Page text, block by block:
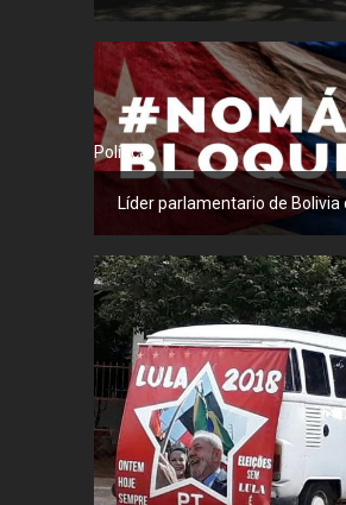
Política
Líder parlamentario de Bolivia